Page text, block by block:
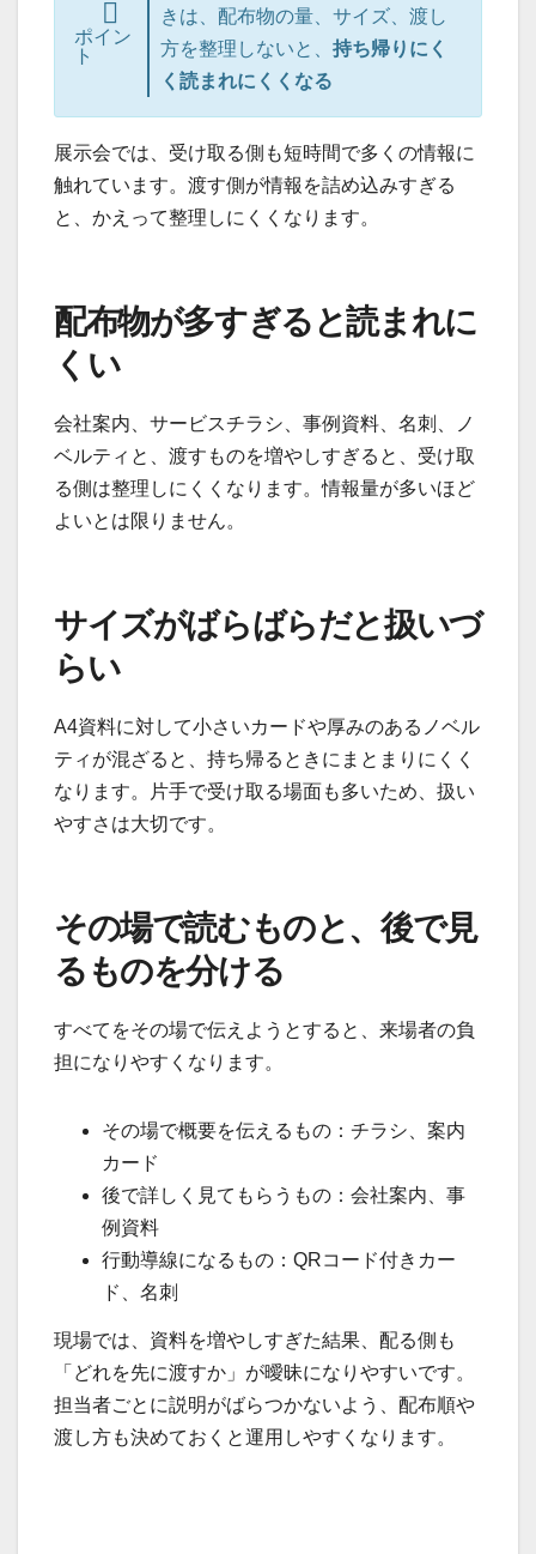
ポイン
ト
きは、配布物の量、サイズ、渡し
方を整理しないと、 持ち帰りにく
く読まれにくくなる
展示会では、受け取る側も短時間で多くの情報に
触れています。渡す側が情報を詰め込みすぎる
と、かえって整理しにくくなります。
配布物が多すぎると読まれに
くい
会社案内、サービスチラシ、事例資料、名刺、ノ
ベルティと、渡すものを増やしすぎると、受け取
る側は整理しにくくなります。情報量が多いほど
よいとは限りません。
サイズがばらばらだと扱いづ
らい
A4資料に対して小さいカードや厚みのあるノベル
ティが混ざると、持ち帰るときにまとまりにくく
なります。片手で受け取る場面も多いため、扱い
やすさは大切です。
その場で読むものと、後で見
るものを分ける
すべてをその場で伝えようとすると、来場者の負
担になりやすくなります。
その場で概要を伝えるもの：チラシ、案内
カード
後で詳しく見てもらうもの：会社案内、事
例資料
行動導線になるもの：QRコード付きカー
ド、名刺
現場では、資料を増やしすぎた結果、配る側も
「どれを先に渡すか」が曖昧になりやすいです。
担当者ごとに説明がばらつかないよう、配布順や
渡し方も決めておくと運用しやすくなります。